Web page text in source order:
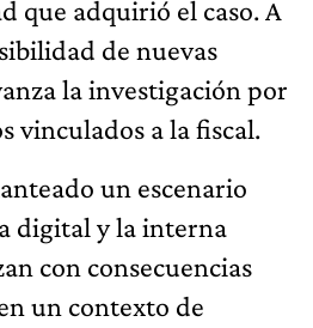
que adquirió el caso. A
de nuevas
la investigación por
vinculados a la fiscal.
un escenario
digital y la interna
con consecuencias
un contexto de